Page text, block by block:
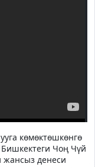
көмөктөшкөнгө
Чоң Чүй
жансыз денеси